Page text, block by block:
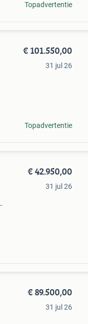
Topadvertentie
€ 101.550,00
31 jul 26
Topadvertentie
€ 42.950,00
31 jul 26
€ 89.500,00
31 jul 26